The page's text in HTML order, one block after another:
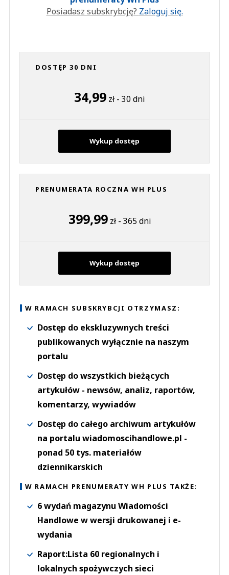
Posiadasz subskrybcję? Zaloguj się.
DOSTĘP 30 DNI
34,99 zł - 30 dni
Wykup dostęp
PRENUMERATA ROCZNA WH PLUS
399,99zł - 365 dni
Wykup dostęp
W RAMACH SUBSKRYBCJI OTRZYMASZ:
Dostęp do ekskluzywnych treści
publikowanych wyłącznie na naszym
portalu
Dostęp do wszystkich bieżących
artykułów - newsów, analiz, raportów,
komentarzy, wywiadów
Dostęp do całego archiwum artykułów
na portalu wiadomoscihandlowe.pl -
ponad 50 tys. materiałów
dziennikarskich
W RAMACH PRENUMERATY WH PLUS TAKŻE:
6 wydań magazynu Wiadomości
Handlowe w wersji drukowanej i e-
wydania
Raport:Lista 60 regionalnych i
lokalnych spożywczych sieci